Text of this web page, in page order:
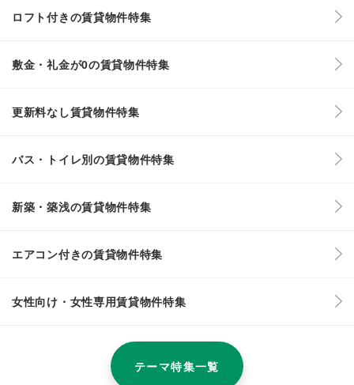
ロフト付きの賃貸物件特集
敷金・礼金が0の賃貸物件特集
更新料なし賃貸物件特集
バス・トイレ別の賃貸物件特集
新築・築浅の賃貸物件特集
エアコン付きの賃貸物件特集
女性向け・女性専用賃貸物件特集
テーマ特集一覧